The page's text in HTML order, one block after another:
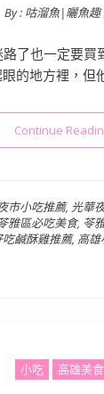
By : 咕溜魚|曬魚趣
了也一定要
的地方裡，但
Continue
市小吃推薦, 光華
雅區必吃美食, 苓
吃鹹酥雞推薦, 高雄
小吃 高雄美食